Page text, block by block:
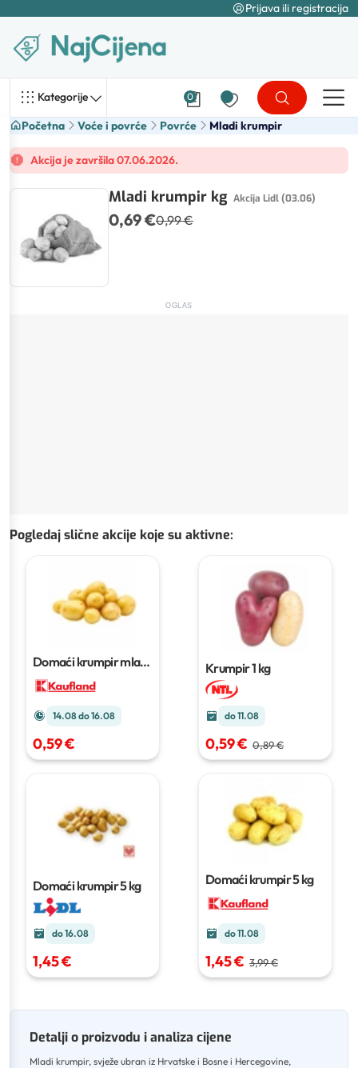
Prijava ili registracija
Kategorije 0
Početna Voće i povrće Povrće Mladi krumpir
Akcija je završila 07.06.2026.
Mladi krumpir kg Akcija Lidl (03.06)
0,69 €0,99 €
OGLAS
Pogledaj slične akcije koje su aktivne:
Domaći krumpir mladi
14.08 do 16.08
0,59 €
Krumpir1 kg
do 11.08
0,59 € 0,89 €
Domaći krumpir5 kg
do 16.08
1,45 €
Domaći krumpir5 kg
do 11.08
1,45 € 3,99 €
Detalji o proizvodu i analiza cijene
Mladi krumpir, svježe ubran iz Hrvatske i Bosne i Hercegovine,